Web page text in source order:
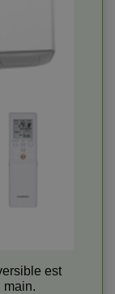
est
main.